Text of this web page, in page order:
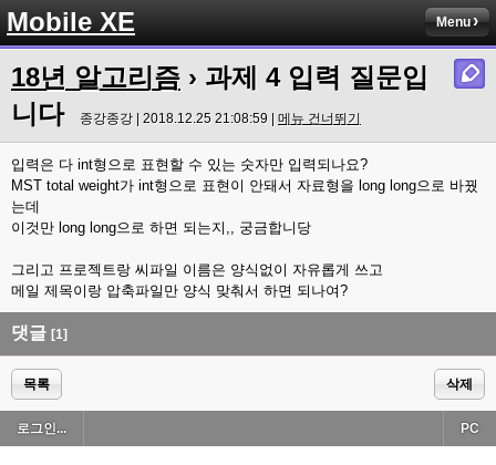
Mobile XE Menu
18년 알고리즘 › 과제 4 입력 질문입
니다
종강종강 | 2018.12.25 21:08:59 | 메뉴 건너뛰기
입력은 다 int형으로 표현할 수 있는 숫자만 입력되나요?
MST total weight가 int형으로 표현이 안돼서 자료형을 long long으로 바꿨
는데
이것만 long long으로 하면 되는지,, 궁금합니당
그리고 프로젝트랑 씨파일 이름은 양식없이 자유롭게 쓰고
메일 제목이랑 압축파일만 양식 맞춰서 하면 되나여?
댓글 [1]
목록 삭제
로그인... PC